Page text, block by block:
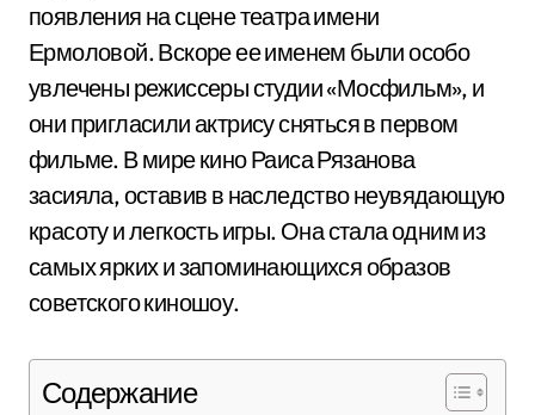
появления на сцене театра имени
Ермоловой. Вскоре ее именем были особо
увлечены режиссеры студии «Мосфильм», и
они пригласили актрису сняться в первом
фильме. В мире кино Раиса Рязанова
засияла, оставив в наследство неувядающую
красоту и легкость игры. Она стала одним из
самых ярких и запоминающихся образов
советского киношоу.
Содержание